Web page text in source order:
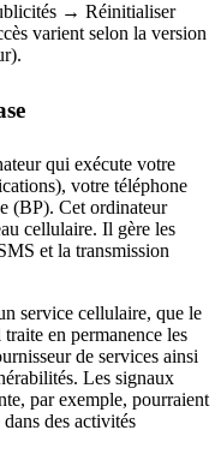
→ Réinitialiser
varient selon la version
qui exécute votre
votre téléphone
(BP). Cet ordinateur
cellulaire. Il gère les
et la transmission
service cellulaire, que le
traite en permanence les
de services ainsi
Les signaux
par exemple, pourraient
des activités